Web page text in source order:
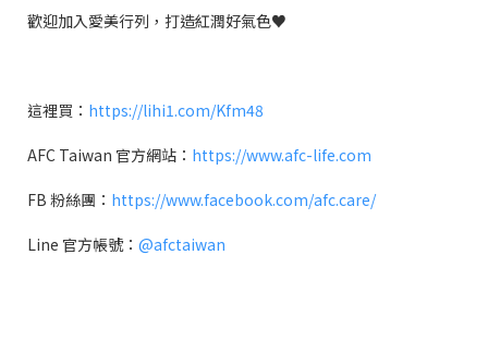
歡迎加入愛美行列，打造紅潤好氣色♥️
這裡買： https://lihi1.com/Kfm48
AFC Taiwan 官方網站： https://www.afc-life.com
FB 粉絲團： https://www.facebook.com/afc.care/
Line 官方帳號： @afctaiwan